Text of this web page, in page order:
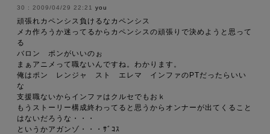
2009/04/29 22:21 you
頑張れカペンシス負けるなカペンシス
メカ作ろうか迷ってるからカペンシスの頑張りで決めようと思って
る
バロン ポンがいいのぉ
まぁアニメって職ないんですね。わかります。
俺はポン レンジャ スト エレマ インファのPTだったらいい
な
支援職ないからインファはクルセでもおｋ
もうストーリー構成終わってると思うからオンナーが出てくること
はないだろうな・・・
というかアガンゾ・・・ｻﾞｺｽ